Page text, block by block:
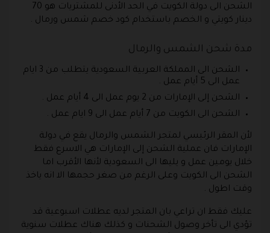
الشحن الى دولة الكويت في الحد الأدنى للمشتريات هو 70
دينار كويتي و الخصم باستخدام كود خصم شمس ورمال .
مدة شحن الشمس والرمال
الشحن الى المملكة العربية السعودية يتطلب من 3 ايام
عمل الى 5 أيام عمل .
الشحن إلى الإمارات من 2 يوم عمل الى 4 أيام عمل .
الشحن الى الكويت من 7 أيام عمل الى 9 ايام عمل .
لأن المقر الرئيسي لمتجر الشمس والرمال يقع في دولة
الإمارات فان عملية الشحن إلى الإمارات هي الاسرع فقط
خلال يومين عمل و يليها الى السعودية لأنها الأقرب اما
الشحن الى الكويت وعلى الرغم من صغر حجمها الا انه ياخذ
وقت اطول .
عليك فقط ان تراعي بان المتجر لديه عطلات اسبوعية قد
تؤدي الى تأخر وصول الشحنات و كذلك هناك عطلات سنوية